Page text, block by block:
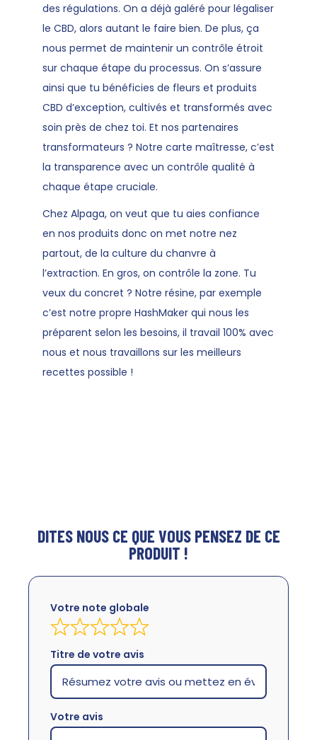
des régulations. On a déjà galéré pour légaliser
le CBD, alors autant le faire bien. De plus, ça
nous permet de maintenir un contrôle étroit
sur chaque étape du processus. On s’assure
ainsi que tu bénéficies de fleurs et produits
CBD d’exception, cultivés et transformés avec
soin près de chez toi. Et nos partenaires
transformateurs ? Notre carte maîtresse, c’est
la transparence avec un contrôle qualité à
chaque étape cruciale.
Chez Alpaga, on veut que tu aies confiance
en nos produits donc on met notre nez
partout, de la culture du chanvre à
l’extraction. En gros, on contrôle la zone. Tu
veux du concret ? Notre résine, par exemple
c’est notre propre HashMaker qui nous les
préparent selon les besoins, il travail 100% avec
nous et nous travaillons sur les meilleurs
recettes possible !
DITES NOUS CE QUE VOUS PENSEZ DE CE
PRODUIT !
Votre note globale
Titre de votre avis
Votre avis